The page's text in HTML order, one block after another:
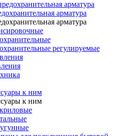
арматура
арматура
регулируемые
к ним
к ним